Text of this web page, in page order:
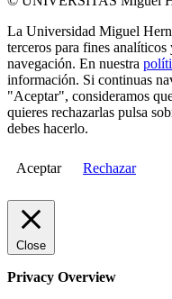
La Universidad Miguel
terceros para fines analíticos
navegación. En nuestra
información. Si continuas
"Aceptar", consideramos
quieres rechazarlas pulsa
debes hacerlo.
Aceptar Rechazar
Close
Privacy Overview